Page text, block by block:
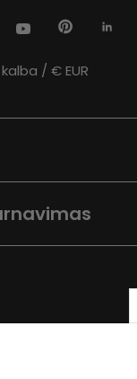
/ € EUR